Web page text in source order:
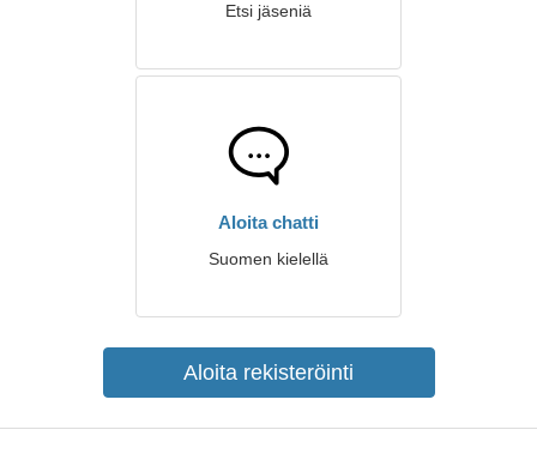
Etsi jäseniä
Aloita chatti
Suomen kielellä
Aloita rekisteröinti